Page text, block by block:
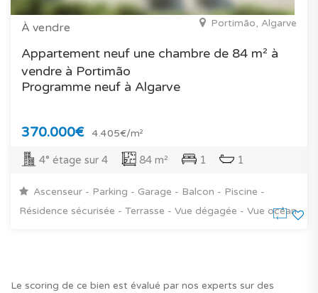
À vendre Portimão, Algarve
Appartement neuf une chambre de 84 m² à
vendre à Portimão
Programme neuf à Algarve
370.000€ 4.405€/m²
4° étage sur 4 84 m² 1 1
Ascenseur - Parking - Garage - Balcon - Piscine -
Résidence sécurisée - Terrasse - Vue dégagée - Vue océan
Le scoring de ce bien est évalué par nos experts sur des